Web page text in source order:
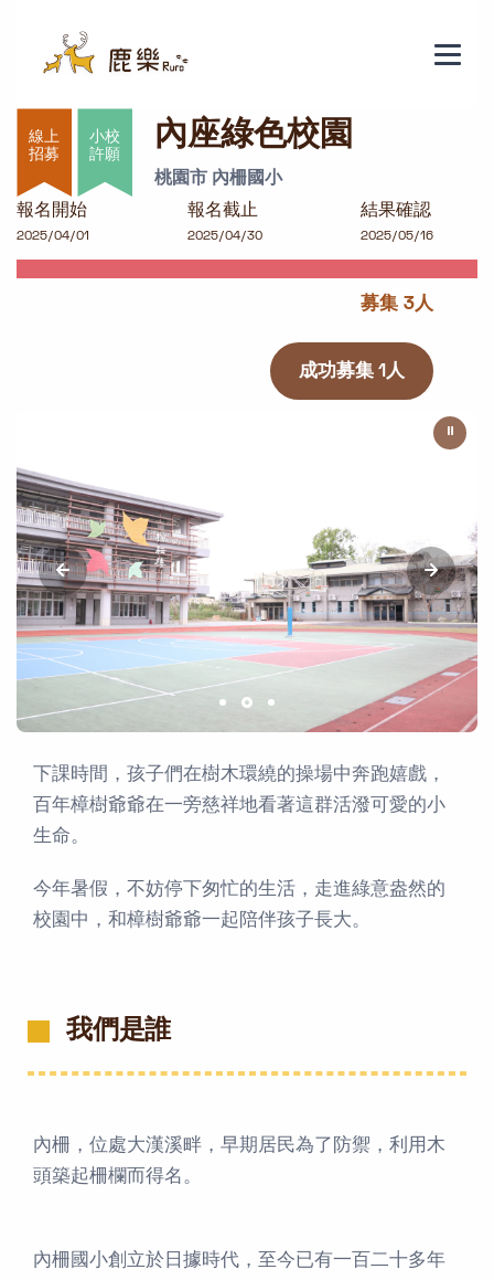
內座綠色校園
小校
許願
內座綠色校園
桃園市 內柵國小
報名開始
2025/04/01
報名截止
2025/04/30
結果確認
2025/05/16
募集 3人
成功募集 1人
下課時間，孩子們在樹木環繞的操場中奔跑嬉戲，
百年樟樹爺爺在一旁慈祥地看著這群活潑可愛的小
生命。
今年暑假，不妨停下匆忙的生活，走進綠意盎然的
校園中，和樟樹爺爺一起陪伴孩子長大。
我們是誰
內柵，位處大漢溪畔，早期居民為了防禦，利用木
頭築起柵欄而得名。
內柵國小創立於日據時代，至今已有一百二十多年